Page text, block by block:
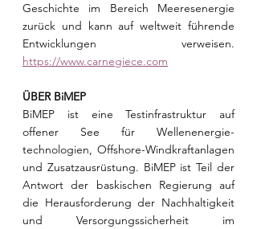
Geschichte im Bereich Meeresenergie
zurück und kann auf weltweit führende
https://www.carnegiece.com
ÜBER BiMEP
BiMEP ist eine Testinfrastruktur auf
offener See für Wellenenergie-
technologien, Offshore-Windkraftanlagen
und Zusatzausrüstung. BiMEP ist Teil der
Antwort der baskischen Regierung auf
die Herausforderung der Nachhaltigkeit
und Versorgungssicherheit im